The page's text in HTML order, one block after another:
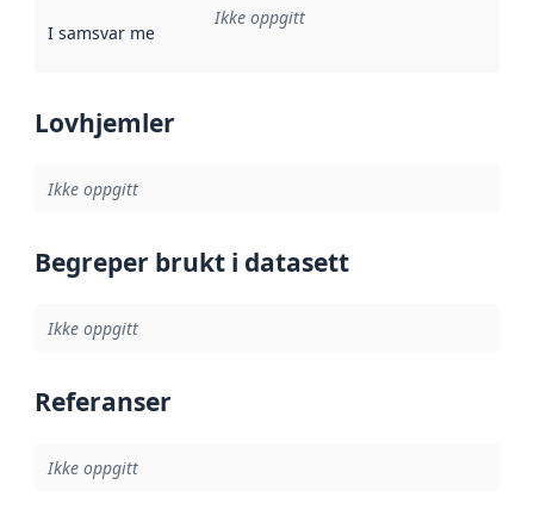
I samsvar med Referanse til en implementasjonsregel
Ikke oppgitt
Lovhjemler
Ikke oppgitt
Begreper brukt i datasett
Ikke oppgitt
Referanser
Ikke oppgitt